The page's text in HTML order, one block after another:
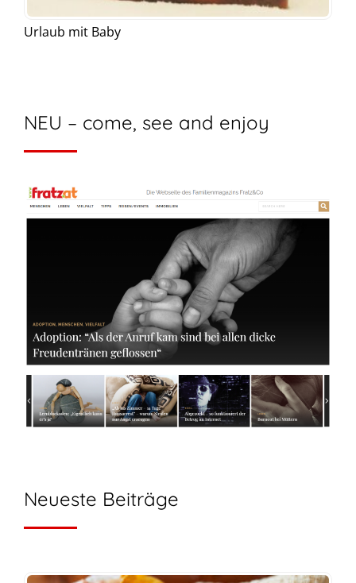
Urlaub mit Baby
NEU – come, see and enjoy
Neueste Beiträge